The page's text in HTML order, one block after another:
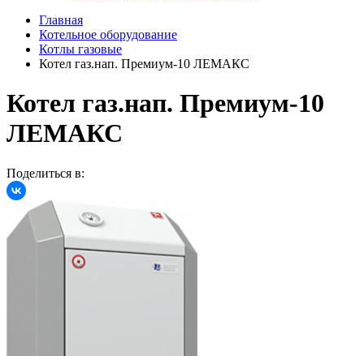
Главная
Котельное оборудование
Котлы газовые
Котел газ.нап. Премиум-10 ЛЕМАКС
Котел газ.нап. Премиум-10
ЛЕМАКС
Поделиться в: